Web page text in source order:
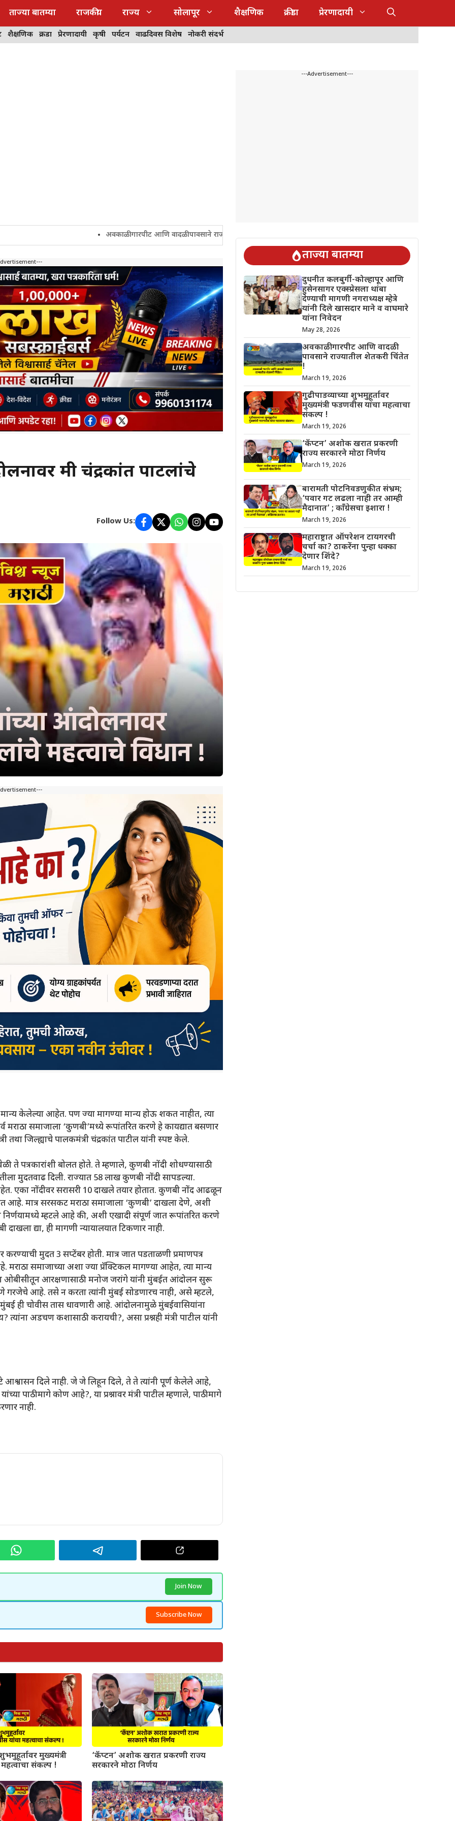
ताज्या बातम्या राजकीय राज्य सोलापूर शैक्षणिक क्रीडा प्रेरणादायी
शैक्षणिक क्रीडा प्रेरणादायी कृषी पर्यटन वाढदिवस विशेष नोकरी संदर्भ
अवकाळी गारपीट आणि वादळी पावसाने राज्यातील शेतकरी चिंतेत !
मंत्री चंद्रकांत पाटलांचे
Follow Us:
मान्य केलेल्या आहेत. पण ज्या मागण्या मान्य होऊ शकत नाहीत, त्या
समाजाला ‘कुणबी’मध्ये रूपांतरित करणे हे कायद्यात बसणार
तथा जिल्ह्याचे पालकमंत्री चंद्रकांत पाटील यांनी स्पष्ट केले.
ते पत्रकारांशी बोलत होते. ते म्हणाले, कुणबी नोंदी शोधण्यासाठी
मुदतवाढ दिली. राज्यात 58 लाख कुणबी नोंदी सापडल्या.
एका नोंदीवर सरासरी 10 दाखले तयार होतात. कुणबी नोंद आढळून
आहे. मात्र सरसकट मराठा समाजाला ‘कुणबी’ दाखला देणे, अशी
निर्णयामध्ये म्हटले आहे की, अशी एखादी संपूर्ण जात रूपांतरित करणे
द्या, ही मागणी न्यायालयात टिकणार नाही.
मुदत 3 सप्टेंबर होती. मात्र जात पडताळणी प्रमाणपत्र
समाजाच्या अशा ज्या प्रॅक्टिकल मागण्या आहेत, त्या मान्य
ओबीसीतून आरक्षणासाठी मनोज जरांगे यांनी मुंबईत आंदोलन सुरू
गरजेचे आहे. तसे न करता त्यांनी मुंबई सोडणारच नाही, असे म्हटले,
ही चोवीस तास धावणारी आहे. आंदोलनामुळे मुंबईवासियांना
अडचण कशासाठी करायची?, असा प्रश्नही मंत्री पाटील यांनी
आश्वासन दिले नाही. जे जे लिहून दिले, ते ते त्यांनी पूर्ण केलेले आहे,
पाठीमागे कोण आहे?, या प्रश्नावर मंत्री पाटील म्हणाले, पाठीमागे
नाही.
Join Now
Subscribe Now
मुख्यमंत्री
संकल्प !
‘कॅप्टन’ अशोक खरात प्रकरणी राज्य
सरकारने मोठा निर्णय
---Advertisement---
ताज्या बातम्या
दुधनीत कलबुर्गी-कोल्हापूर आणि
हुसेनसागर एक्स्प्रेसला थांबा
देण्याची मागणी नगराध्यक्ष म्हेत्रे
यांनी दिले खासदार माने व वाघमारे
यांना निवेदन
May 28, 2026
अवकाळी गारपीट आणि वादळी
पावसाने राज्यातील शेतकरी चिंतेत
!
March 19, 2026
गुढीपाडव्याच्या शुभमुहूर्तावर
मुख्यमंत्री फडणवीस यांचा महत्वाचा
संकल्प !
March 19, 2026
‘कॅप्टन’ अशोक खरात प्रकरणी
राज्य सरकारने मोठा निर्णय
March 19, 2026
बारामती पोटनिवडणुकीत संभ्रम;
‘पवार गट लढला नाही तर आम्ही
मैदानात’ ; काँग्रेसचा इशारा !
March 19, 2026
महाराष्ट्रात ऑपरेशन टायगरची
चर्चा का? ठाकरेंना पुन्हा धक्का
देणार शिंदे?
March 19, 2026